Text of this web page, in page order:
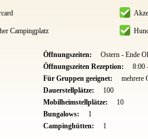
Campingplatz
Öffnungszeiten:
Ostern - Ende
Öffnungszeiten Rezeption:
8:00
Für Gruppen geeignet:
mehrere
Dauerstellplätze:
100
Mobilheimstellplätze:
10
Bungalows:
1
Campinghütten:
1